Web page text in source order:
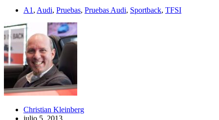
A1 , Audi, Pruebas, Pruebas Audi, Sportback, TFSI
Christian Kleinberg